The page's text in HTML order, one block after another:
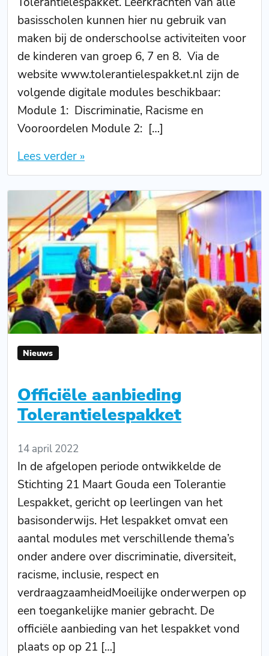
basisscholen kunnen hier nu gebruik van
maken bij de onderschoolse activiteiten voor
de kinderen van groep 6, 7 en 8. Via de
website www.tolerantielespakket.nl zijn de
volgende digitale modules beschikbaar:
Module 1: Discriminatie, Racisme en
Vooroordelen Module 2: […]
Lees verder »
Nieuws
Officiële aanbieding
Tolerantielespakket
14 april 2022
In de afgelopen periode ontwikkelde de
Stichting 21 Maart Gouda een Tolerantie
Lespakket, gericht op leerlingen van het
basisonderwijs. Het lespakket omvat een
aantal modules met verschillende thema’s
onder andere over discriminatie, diversiteit,
racisme, inclusie, respect en
verdraagzaamheidMoeilijke onderwerpen op
een toegankelijke manier gebracht. De
officiële aanbieding van het lespakket vond
plaats op op 21 […]